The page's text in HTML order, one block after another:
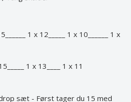
1 x 12_____ 1 x 10______ 1 x
1 x 13____ 1 x 11
sæt - Først tager du 15 med